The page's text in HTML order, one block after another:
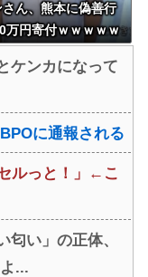
ん、熊本に偽善行
万円寄付ｗｗｗｗｗ
ケンカになって
に通報される
ルっと！」←こ
匂い」の正体、
...